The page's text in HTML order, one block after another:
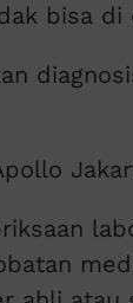
bisa di